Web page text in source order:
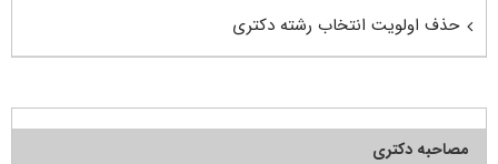
حذف اولویت انتخاب رشته دکتری
مصاحبه دکتری